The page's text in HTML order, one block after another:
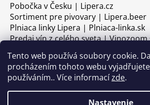
Tento web používá soubory cookie.
procházením tohoto webu
používáním.. Více informacízde.
Nastavenie
Pobočka v Česku | Lipera.cz
Sortiment pre pivovary | Lipera.beer
Plniaca linky Lipera | Plniaca-linka.sk
Predaj vín z celého sveta |